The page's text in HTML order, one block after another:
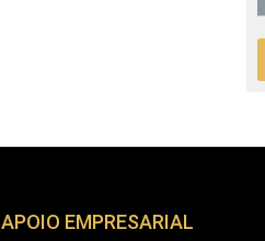
APOIO EMPRESARIAL